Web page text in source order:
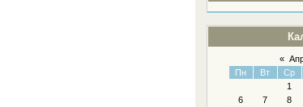
«
Пн
Вт Ср
1
6
7 8